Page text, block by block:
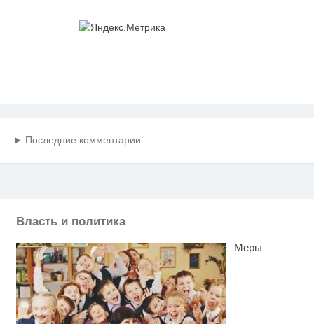
Последние комментарии
Власть и политика
Меры